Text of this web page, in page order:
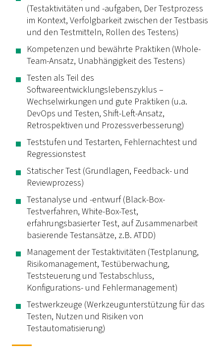
(Testaktivitäten und -aufgaben, Der Testprozess
im Kontext, Verfolgbarkeit zwischen der Testbasis
und den Testmitteln, Rollen des Testens)
Kompetenzen und bewährte Praktiken (Whole-
Team-Ansatz, Unabhängigkeit des Testens)
Testen als Teil des
Softwareentwicklungslebenszyklus –
Wechselwirkungen und gute Praktiken (u.a.
DevOps und Testen, Shift-Left-Ansatz,
Retrospektiven und Prozessverbesserung)
Teststufen und Testarten, Fehlernachtest und
Regressionstest
Statischer Test (Grundlagen, Feedback- und
Reviewprozess)
Testanalyse und -entwurf (Black-Box-
Testverfahren, White-Box-Test,
erfahrungsbasierter Test, auf Zusammenarbeit
basierende Testansätze, z.B. ATDD)
Management der Testaktivitäten (Testplanung,
Risikomanagement, Testüberwachung,
Teststeuerung und Testabschluss,
Konfigurations- und Fehlermanagement)
Testwerkzeuge (Werkzeugunterstützung für das
Testen, Nutzen und Risiken von
Testautomatisierung)